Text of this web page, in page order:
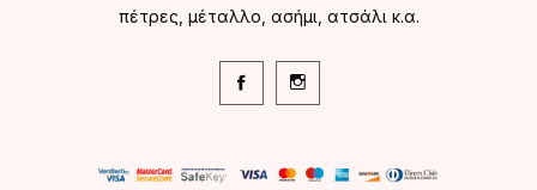
πέτρες, μέταλλο, ασήμι, ατσάλι κ.α.